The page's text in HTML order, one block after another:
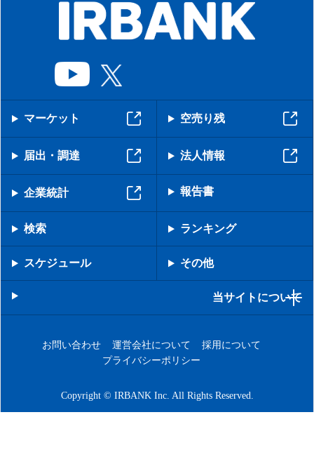
マーケット 空売り残
届出・調達 法人情報
企業統計 報告書
検索 ランキング
スケジュール その他
当サイトについて
お問い合わせ 運営会社について
採用について
プライバシーポリシー
Copyright © IRBANK Inc. All Rights Reserved.